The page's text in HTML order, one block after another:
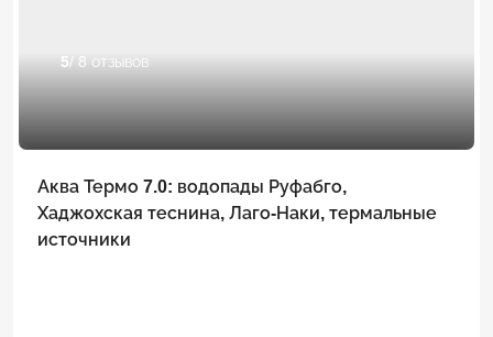
5/ 8 отзывов
Аква Термо 7.0: водопады Руфабго,
Хаджохская теснина, Лаго-Наки, термальные
источники